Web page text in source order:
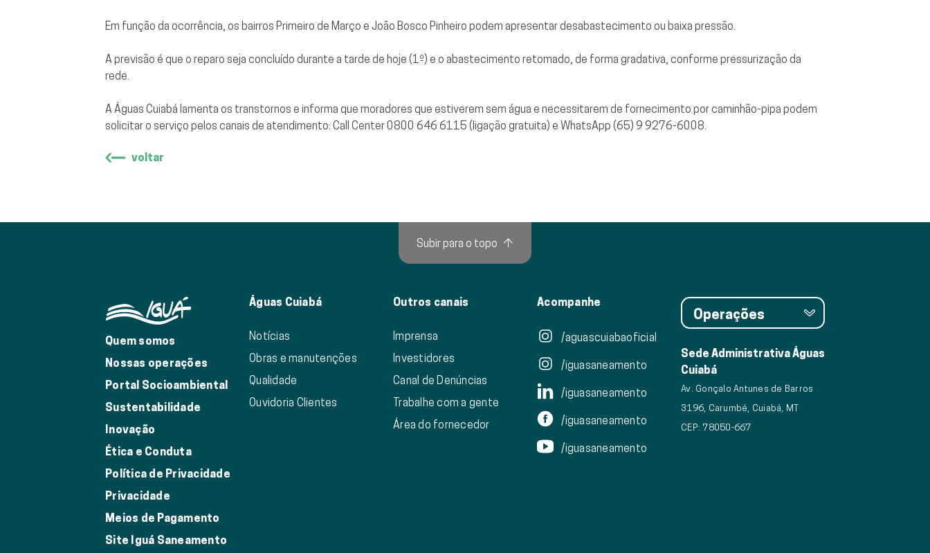
Em função da ocorrência, os bairros Primeiro de Março e João Bosco Pinheiro podem apresentar desabastecimento ou baixa pressão.
A previsão é que o reparo seja concluído durante a tarde de hoje (1º) e o abastecimento retomado, de forma gradativa, conforme pressurização da
rede.
A Águas Cuiabá lamenta os transtornos e informa que moradores que estiverem sem água e necessitarem de fornecimento por caminhão-pipa podem
solicitar o serviço pelos canais de atendimento: Call Center 0800 646 6115 (ligação gratuita) e WhatsApp (65) 9 9276-6008.
voltar
Quem somos
Nossas operações
Portal Socioambiental
Sustentabilidade
Inovação
Ética e Conduta
Política de Privacidade
Privacidade
Meios de Pagamento
Site Iguá Saneamento
Águas Cuiabá
Notícias
Obras e manutenções
Qualidade
Ouvidoria Clientes
Outros canais
Imprensa
Investidores
Canal de Denúncias
Trabalhe com a gente
Área do fornecedor
Acompanhe
/aguascuiabaoficial
/iguasaneamento
/iguasaneamento
/iguasaneamento
/iguasaneamento
Operações
Sede Administrativa Águas
Cuiabá
Av. Gonçalo Antunes de Barros
3196, Carumbé, Cuiabá, MT
CEP: 78050-667
Subir para o topo ↑